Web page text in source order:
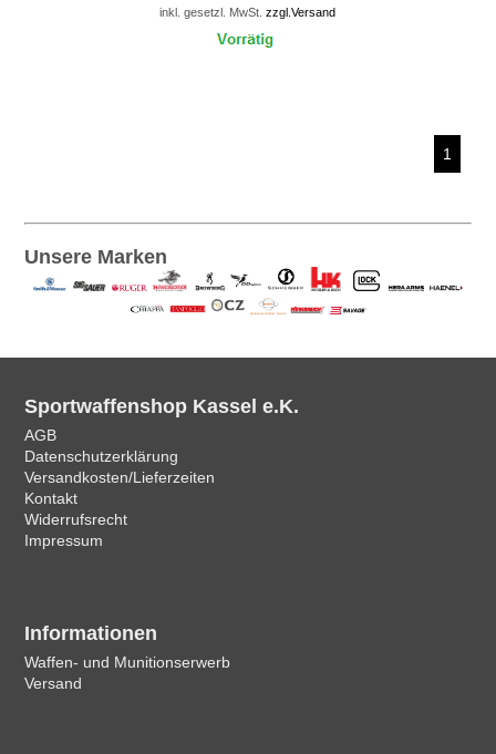
inkl. gesetzl. MwSt.zzgl.Versand
1
Unsere Marken
Sportwaffenshop Kassel e.K.
AGB
Datenschutzerklärung
Versandkosten/Lieferzeiten
Kontakt
Widerrufsrecht
Impressum
Informationen
Waffen- und Munitionserwerb
Versand